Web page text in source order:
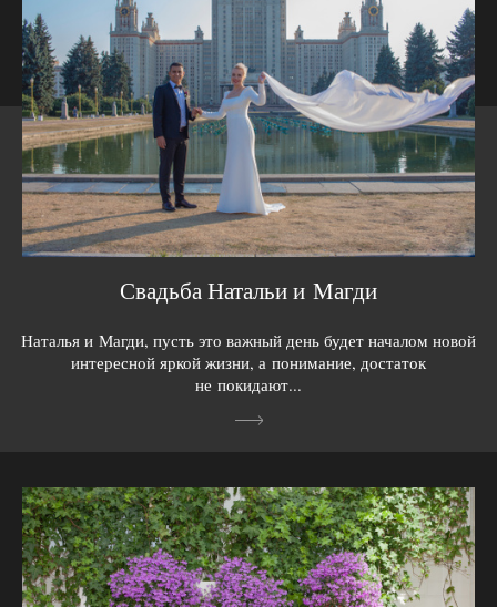
Свадьба Натальи и Магди
Наталья и Магди, пусть это важный день будет началом новой
интересной яркой жизни, а понимание, достаток
не покидают...